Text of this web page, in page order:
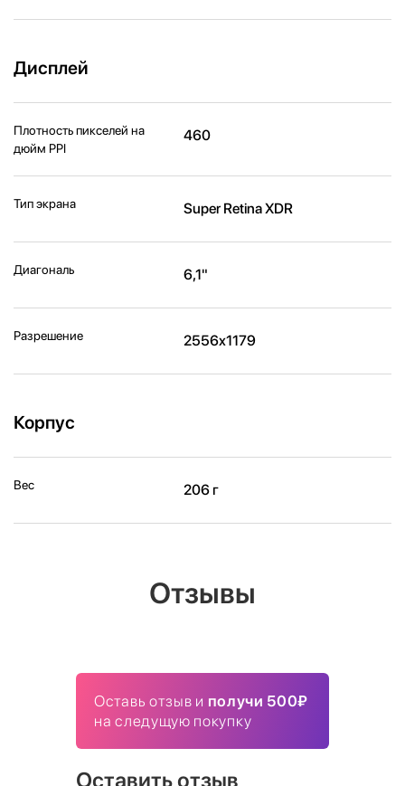
Дисплей
Плотность пикселей на
дюйм PPI
460
Тип экрана Super Retina XDR
Диагональ 6,1"
Разрешение 2556x1179
Корпус
Вес 206 г
Отзывы
Оставь отзыв и получи 500₽
на следущую покупку
Оставить отзыв